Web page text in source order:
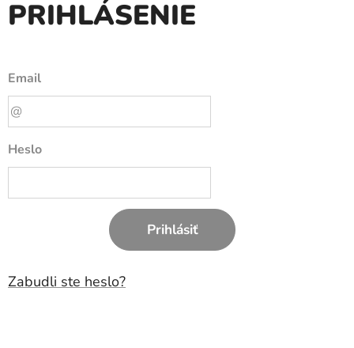
PRIHLÁSENIE
Email
Heslo
Prihlásiť
Zabudli ste heslo?